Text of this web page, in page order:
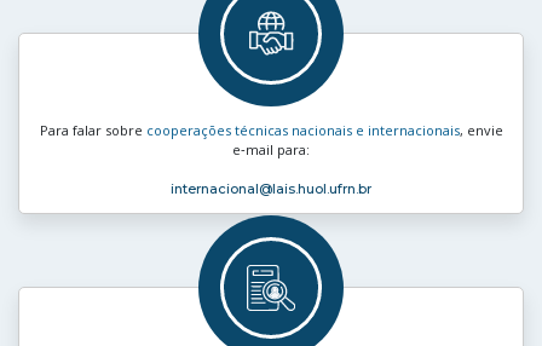
Para falar sobre cooperações técnicas nacionais e internacionais, envie
e‑mail para:
internacional@lais.huol.ufrn.br